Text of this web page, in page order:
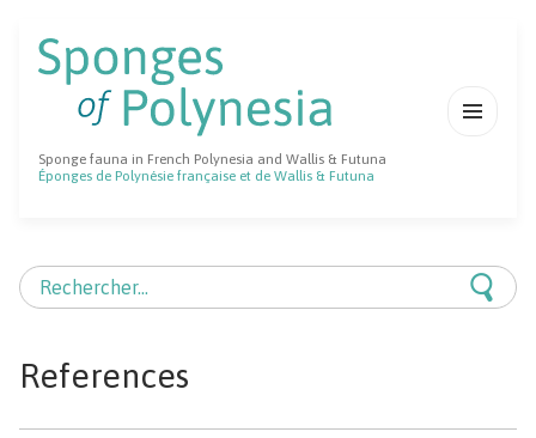
Sponge fauna in French Polynesia and Wallis & Futuna
Éponges de Polynésie française et de Wallis & Futuna
Rechercher :
References